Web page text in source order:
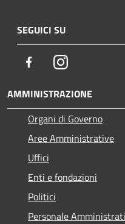
SEGUICI SU
FacebookInstagram
AMMINISTRAZIONE
Organi di Governo
Aree Amministrative
Uffici
Enti e fondazioni
Politici
Personale